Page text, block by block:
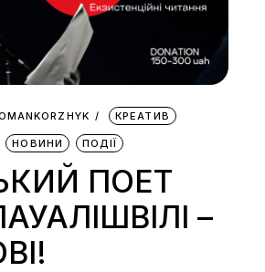
КРЕАТИВ
НОВИНИ ПОДІЇ
ПОЕТ
–